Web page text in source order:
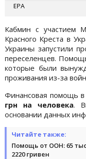
EPA
Кабмин с участием
Красного Креста в
Украины запустили
переселенцев.
которые были
проживания из-за
Финансовая помощь в
грн на человека.
основании данных
Читайте также:
Помощь от ООН: 65
2220 гривен